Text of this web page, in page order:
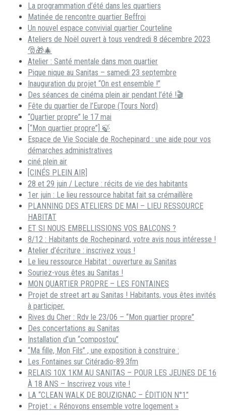
La programmation d’été dans les quartiers
Matinée de rencontre quartier Beffroi
Un nouvel espace convivial quartier Courteline
Ateliers de Noël ouvert à tous vendredi 8 décembre 2023
🎅🎁🎄
Atelier : Santé mentale dans mon quartier
Pique nique au Sanitas – samedi 23 septembre
Inauguration du projet “On est ensemble !”
Des séances de cinéma plein air pendant l’été !🎬
Fête du quartier de l’Europe (Tours Nord)
“Quartier propre” le 17 mai
[“Mon quartier propre”] 🍃
Espace de Vie Sociale de Rochepinard : une aide pour vos
démarches administratives
ciné plein air
[CINÉS PLEIN AIR]
28 et 29 juin / Lecture : récits de vie des habitants
1er juin : Le lieu ressource habitat fait sa crémaillère
PLANNING DES ATELIERS DE MAI – LIEU RESSOURCE
HABITAT
ET SI NOUS EMBELLISSIONS VOS BALCONS ?
8/12 : Habitants de Rochepinard, votre avis nous intéresse !
Atelier d’écriture : inscrivez vous !
Le lieu ressource Habitat : ouverture au Sanitas
Souriez-vous êtes au Sanitas !
MON QUARTIER PROPRE – LES FONTAINES
Projet de street art au Sanitas ! Habitants, vous êtes invités
à participer.
Rives du Cher : Rdv le 23/06 – “Mon quartier propre”
Des concertations au Sanitas
Installation d’un “compostou”
“Ma fille, Mon Fils” , une exposition à construire :
Les Fontaines sur Citéradio-89.3fm
RELAIS 10X 1KM AU SANITAS – POUR LES JEUNES DE 16
À 18 ANS – Inscrivez vous vite !
LA “CLEAN WALK DE BOUZIGNAC – ÉDITION N°1”
Projet : « Rénovons ensemble votre logement »